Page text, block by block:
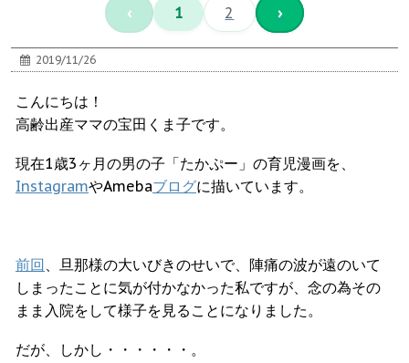
‹ 1 2 ›
2019/11/26
こんにちは！
高齢出産ママの宝田くま子です。
現在1歳3ヶ月の男の子「たかぷー」の育児漫画を、
InstagramやAmebaブログに描いています。
前回 、旦那様の大いびきのせいで、陣痛の波が遠のいて
しまったことに気が付かなかった私ですが、念の為その
まま入院をして様子を見ることになりました。
だが、しかし・・・・・・。